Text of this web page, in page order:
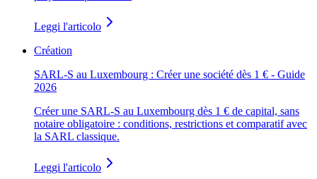
Leggi l'articolo
Création
SARL-S au Luxembourg : Créer une société dès 1 € - Guide
2026
Créer une SARL-S au Luxembourg dès 1 € de capital, sans
notaire obligatoire : conditions, restrictions et comparatif avec
la SARL classique.
Leggi l'articolo